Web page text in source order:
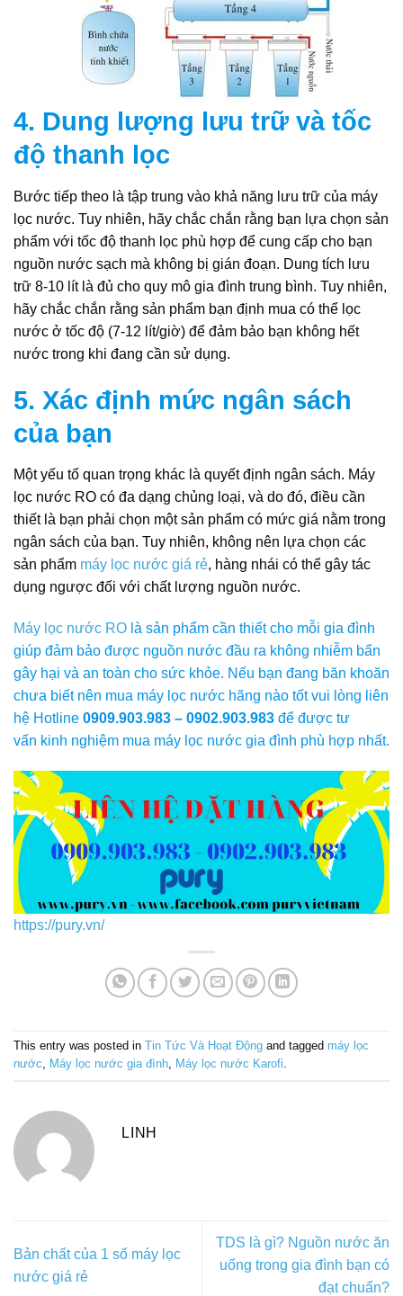
4. Dung lượng lưu trữ và tốc
độ thanh lọc
Bước tiếp theo là tập trung vào khả năng lưu trữ của máy
lọc nước. Tuy nhiên, hãy chắc chắn rằng bạn lựa chọn sản
phẩm với tốc độ thanh lọc phù hợp để cung cấp cho bạn
nguồn nước sạch mà không bị gián đoạn. Dung tích lưu
trữ 8-10 lít là đủ cho quy mô gia đình trung bình. Tuy nhiên,
hãy chắc chắn rằng sản phẩm bạn định mua có thể lọc
nước ở tốc độ (7-12 lít/giờ) để đảm bảo bạn không hết
nước trong khi đang cần sử dụng.
5. Xác định mức ngân sách
của bạn
Một yếu tố quan trọng khác là quyết định ngân sách. Máy
lọc nước RO có đa dạng chủng loại, và do đó, điều cần
thiết là bạn phải chọn một sản phẩm có mức giá nằm trong
ngân sách của bạn. Tuy nhiên, không nên lựa chọn các
sản phẩm máy lọc nước giá rẻ, hàng nhái có thể gây tác
dụng ngược đối với chất lượng nguồn nước.
Máy lọc nước RO là sản phẩm cần thiết cho mỗi gia đình
giúp đảm bảo được nguồn nước đầu ra không nhiễm bẩn
gây hại và an toàn cho sức khỏe. Nếu bạn đang băn khoăn
chưa biết nên mua máy lọc nước hãng nào tốt vui lòng liên
hệ Hotline 0909.903.983 – 0902.903.983 để được tư
vấn kinh nghiệm mua máy lọc nước gia đình phù hợp nhất.
https://pury.vn/
This entry was posted in Tin Tức Và Hoạt Động and tagged máy lọc
nước, Máy lọc nước gia đình, Máy lọc nước Karofi.
LINH
Bản chất của 1 số máy lọc
nước giá rẻ
TDS là gì? Nguồn nước ăn
uống trong gia đình bạn có
đạt chuẩn?